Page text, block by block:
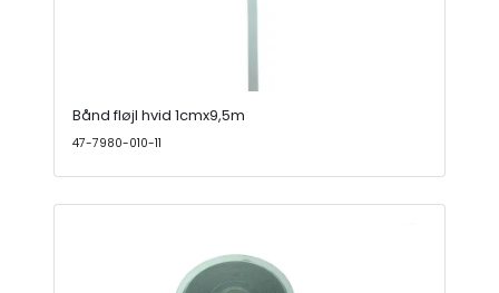
Bånd fløjl hvid 1cmx9,5m
47-7980-010-11